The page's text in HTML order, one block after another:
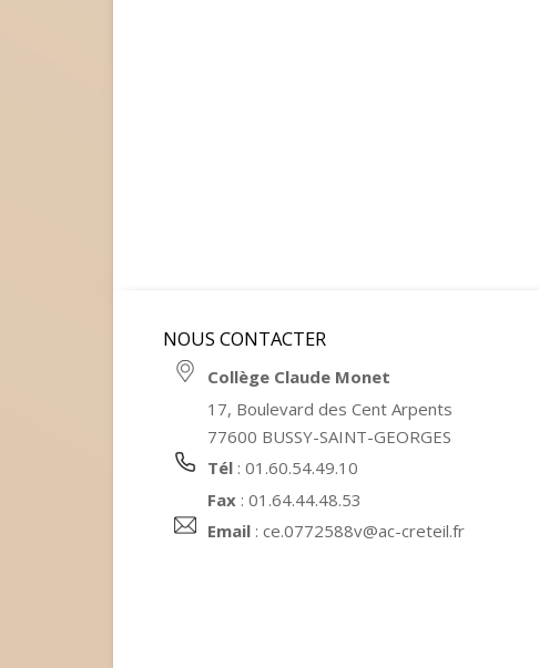
NOUS CONTACTER
Collège Claude Monet
17, Boulevard des Cent Arpents
77600 BUSSY-SAINT-GEORGES
Tél : 01.60.54.49.10
Fax : 01.64.44.48.53
Email : ce.0772588v@ac-creteil.fr